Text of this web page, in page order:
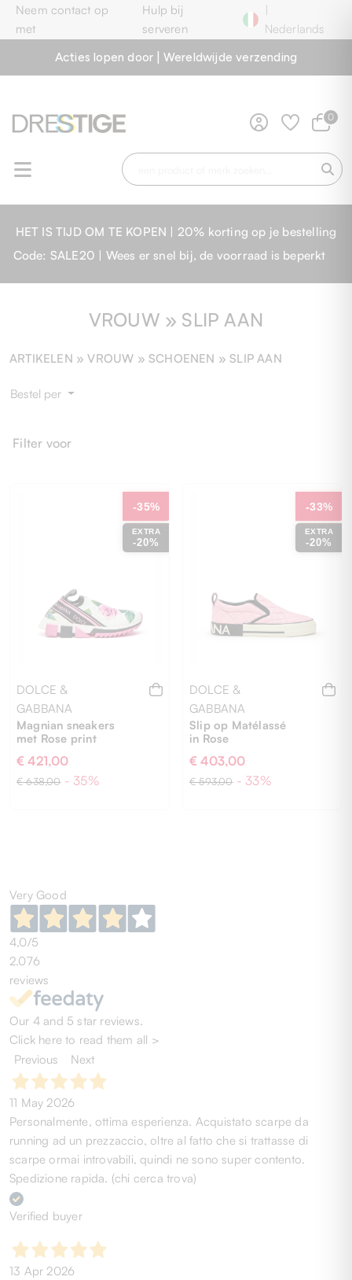
Neem contact op
met
Hulp bij
serveren
|
Nederlands
Acties lopen door | Wereldwijde verzending
0
HET IS TIJD OM TE KOPEN | 20% korting op je bestelling
Code: SALE20 | Wees er snel bij, de voorraad is beperkt
VROUW » SLIP AAN
ARTIKELEN »VROUW » SCHOENEN » SLIP AAN
Bestel per
Filter voor
EXTRA
-20%
-35%
DOLCE &
GABBANA
Magnian sneakers
met Rose print
€ 421,00
€ 638,00 - 35%
EXTRA
-20%
-33%
DOLCE &
GABBANA
Slip op Matélassé
in Rose
€ 403,00
€ 593,00 - 33%
Very Good
4,0/5
2.076
reviews
Our 4 and 5 star reviews.
Click here to read them all >
Previous
Next
11 May 2026
Personalmente, ottima esperienza. Acquistato scarpe da
running ad un prezzaccio, oltre al fatto che si trattasse di
scarpe ormai introvabili, quindi ne sono super contento.
Spedizione rapida. (chi cerca trova)
Verified buyer
13 Apr 2026